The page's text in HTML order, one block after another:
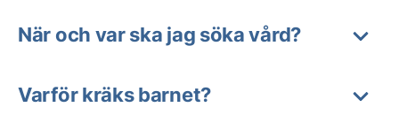
När och var ska jag söka vård?
Varför kräks barnet?